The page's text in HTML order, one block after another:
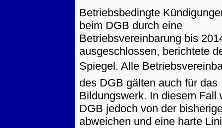
Betriebsbedingte
beim DGB durch eine
Betriebsvereinbarung bis
ausgeschlossen, berichtete
Spiegel. Alle
des DGB gälten auch für das
Bildungswerk. In diesem Fall
DGB jedoch von der
abweichen und eine harte